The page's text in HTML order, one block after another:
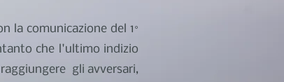
la comunicazione del 1°
che l'ultimo indizio
gli avversari,